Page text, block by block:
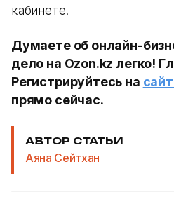
кабинете.
Думаете об онлайн-
дело на Ozon.kz легко!
Регистрируйтесь на
прямо сейчас.
АВТОР СТАТЬИ
Аяна Сейтхан